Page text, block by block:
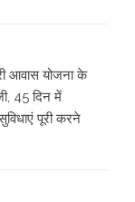
आवास योजना के
45 दिन में
पूरी करने